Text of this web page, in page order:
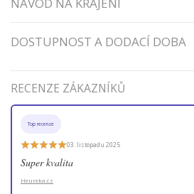
DOSTUPNOST A DODACÍ DOBA
RECENZE ZÁKAZNÍKŮ
Top recenze
03. listopadu 2025
Super kvalita
Heureka.cz